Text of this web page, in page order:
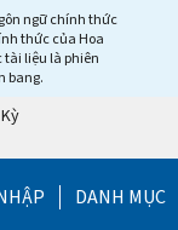
ngữ chính thức
thức của Hoa
tài liệu là phiên
bang.
DANH MỤC